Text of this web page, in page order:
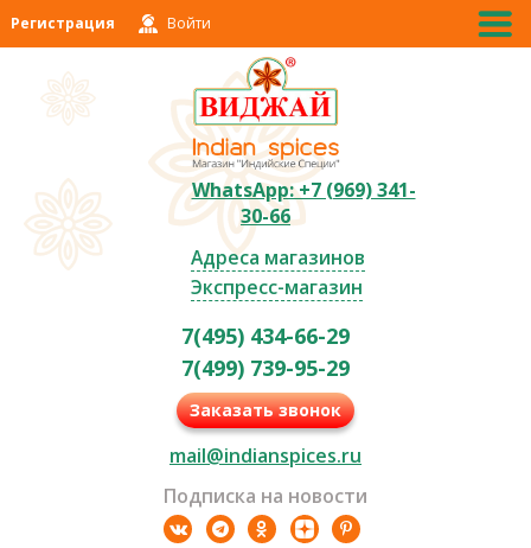
Регистрация Войти
WhatsApp: +7 (969) 341-
30-66
Адреса магазинов
Экспресс-магазин
7(495) 434-66-29
7(499) 739-95-29
Заказать звонок
mail@indianspices.ru
Подписка на новости